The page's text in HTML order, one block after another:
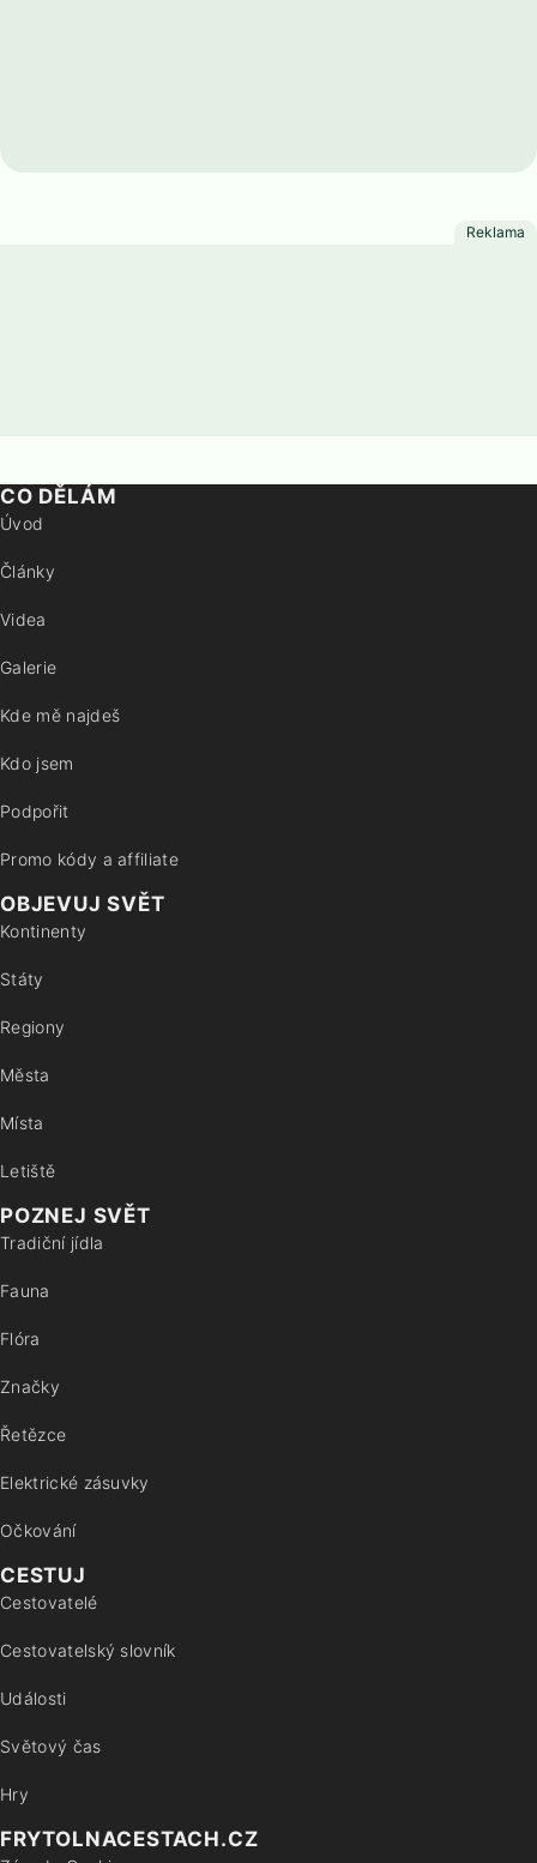
CO DĚLÁM
Úvod
Články
Videa
Galerie
Kde mě najdeš
Kdo jsem
Podpořit
Promo kódy a affiliate
OBJEVUJ SVĚT
Kontinenty
Státy
Regiony
Města
Místa
Letiště
POZNEJ SVĚT
Tradiční jídla
Fauna
Flóra
Značky
Řetězce
Elektrické zásuvky
Očkování
CESTUJ
Cestovatelé
Cestovatelský slovník
Události
Světový čas
Hry
FRYTOLNACESTACH.CZ